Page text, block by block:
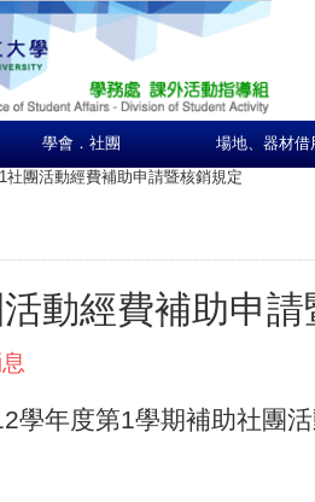
學會．社團 場地、器材借
社團活動經費補助申請暨核銷規定
動經費補助申
學年度第1學期補助社團